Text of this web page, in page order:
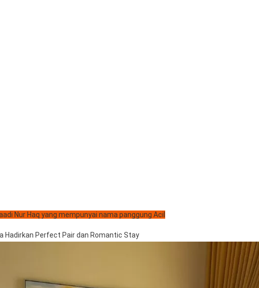
Pariwisata Dan Hotel
Nur Haq yang mempunyai nama panggung Acil
Hadirkan Perfect Pair dan Romantic Stay